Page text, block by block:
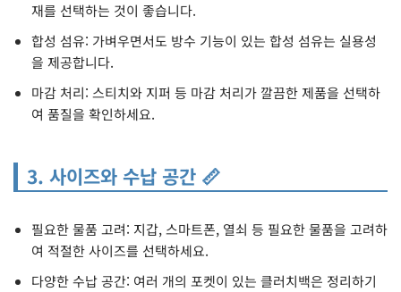
재를 선택하는 것이 좋습니다.
합성 섬유: 가벼우면서도 방수 기능이 있는 합성 섬유는 실용성
을 제공합니다.
마감 처리: 스티치와 지퍼 등 마감 처리가 깔끔한 제품을 선택하
여 품질을 확인하세요.
3. 사이즈와 수납 공간 📏
필요한 물품 고려: 지갑, 스마트폰, 열쇠 등 필요한 물품을 고려하
여 적절한 사이즈를 선택하세요.
다양한 수납 공간: 여러 개의 포켓이 있는 클러치백은 정리하기